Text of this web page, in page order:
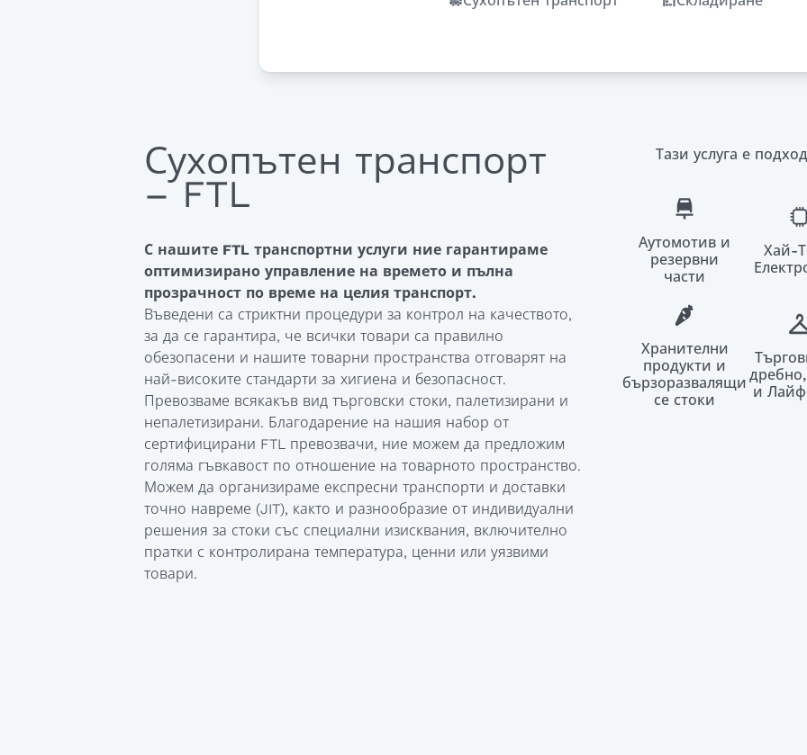
Simplified Chinese
Slovenian
Traditional Chinese
Turkish
Сухопътен транспорт
– FTL
С нашите FTL транспортни услуги ние гарантираме
оптимизирано управление на времето и пълна
прозрачност по време на целия транспорт.
Въведени са стриктни процедури за контрол на качеството,
за да се гарантира, че всички товари са правилно
обезопасени и нашите товарни пространства отговарят на
най-високите стандарти за хигиена и безопасност.
Превозваме всякакъв вид търговски стоки, палетизирани и
непалетизирани. Благодарение на нашия набор от
сертифицирани FTL превозвачи, ние можем да предложим
голяма гъвкавост по отношение на товарното пространство.
Можем да организираме експресни транспорти и доставки
точно навреме (JIT), както и разнообразие от индивидуални
решения за стоки със специални изисквания, включително
пратки с контролирана температура, ценни или уязвими
товари.
Тази услуга е
Аутомотив и
резервни
части
Хай-
Хранителни
продукти и
бързоразвалящи
се стоки
и